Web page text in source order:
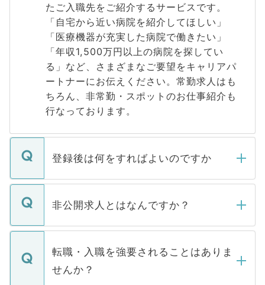
たご入職先をご紹介するサービスです。
「自宅から近い病院を紹介してほしい」
「医療機器が充実した病院で働きたい」
「年収1,500万円以上の病院を探してい
る」など、さまざまなご要望をキャリアパ
ートナーにお伝えください。常勤求人はも
ちろん、非常勤・スポットのお仕事紹介も
行なっております。
登録後は何をすればよいのですか
ご登録いただきましたら、弊社担当者がご
登録内容を確認し、その後メールもしくは
ます。通常、5営業日以内にはご連絡をせて
いただきますので、しばらくお待ちくださ
い。
非公開求人とはなんですか？
マイナビDOCTORで取り扱っている求人の
うち約3割は、Webサイトからご覧いただ
けない「非公開求人」です。非公開求人は
下記の理由によって、一般には公開してい
転職・入職を強要されることはありま
せんか？